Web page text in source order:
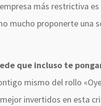
más restrictiva
mucho proponerte una
que incluso te
mismo del rollo
invertidos en esta